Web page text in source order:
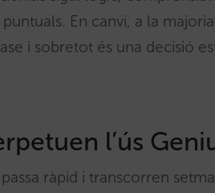
En canvi, a la
i sobretot és una decisió
l’ús
ràpid i transcorren